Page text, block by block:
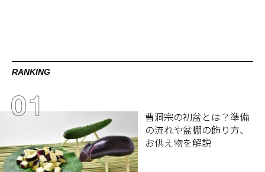
RANKING
曹洞宗の初盆とは？準備
の流れや盆棚の飾り方、
お供え物を解説